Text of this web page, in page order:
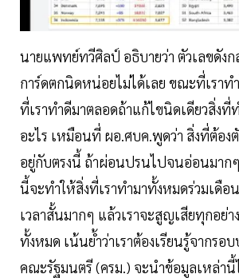
นายแพทย์ทวีศิลป์ อธิบายว่า ตัวเลขดังก
การ์ดตกนิดหน่อยไม่ได้เลย ขณะที่เราท
ที่เราทำดีมาตลอดถ้าแก้ไขนิดเดียวสิ่งที่
อะไร เหมือนที่ ผอ.ศบค.พูดว่า สิ่งที่ต้อ
อยู่กับตรงนี้ ถ้าผ่อนปรนไปจนอ่อนมาก
นี้จะทำให้สิ่งที่เราทำมาทั้งหมดร่วมเดือ
เวลาสั้นมากๆ แล้วเราจะสูญเสียทุกอย่า
ทั้งหมด เน้นย้ำว่าเราต้องเรียนรู้จากรอบ
คณะรัฐมนตรี (ครม.) จะนำข้อมูลเหล่านี้